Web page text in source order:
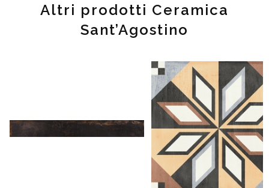
Altri prodotti Ceramica
Sant’Agostino